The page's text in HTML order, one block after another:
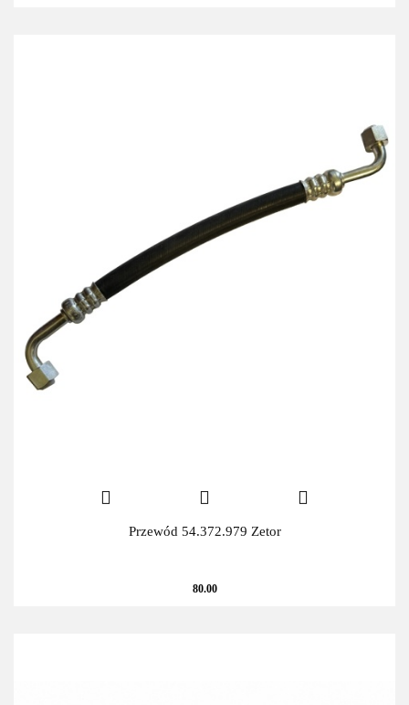
Przewód 54.372.979 Zetor
80.00